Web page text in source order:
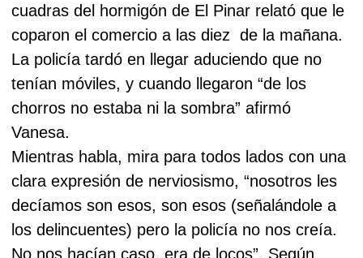
cuadras del hormigón de El Pinar relató que le
coparon el comercio a las diez de la mañana.
La policía tardó en llegar aduciendo que no
tenían móviles, y cuando llegaron “de los
chorros no estaba ni la sombra” afirmó
Vanesa.
Mientras habla, mira para todos lados con una
clara expresión de nerviosismo, “nosotros les
decíamos son esos, son esos (señalándole a
los delincuentes) pero la policía no nos creía.
No nos hacían caso, era de locos”. Según